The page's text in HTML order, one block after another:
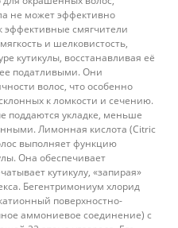
не может эффективно
эффективные смягчители
и шелковистость,
кутикулы, восстанавливая её
податливыми. Они
волос, что особенно
к ломкости и сечению.
поддаются укладке, меньше
Лимонная кислота (Citric
выполняет функцию
Она обеспечивает
кутикулу, «запирая»
Бегентримониум хлорид
поверхностно-
аммониевое соединение) с